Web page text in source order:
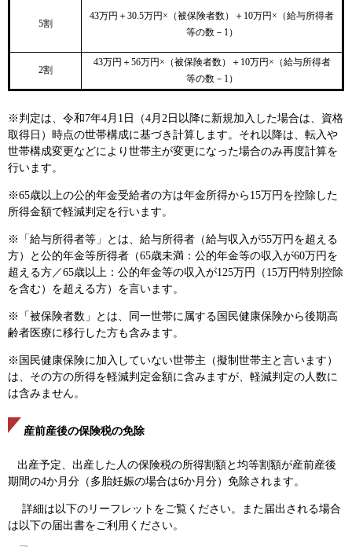
5割
43万円＋30.5万円×（被保険者数）＋10万円×（給与所得者
等の数－1）
2割
43万円＋56万円×（被保険者数）＋10万円×（給与所得者
等の数－1）
※判定は、令和7年4月1日（4月2日以降に新規加入した場合は、資格
取得日）時点の世帯構成に基づき計算します。それ以降は、転入や
世帯構成変更などにより世帯主が変更になった場合のみ再度計算を
行います。
※65歳以上の公的年金受給者の方は年金所得から15万円を控除した
所得金額で軽減判定を行います。
※「給与所得者等」とは、給与所得者（給与収入が55万円を超える
方）と公的年金等所得者（65歳未満：公的年金等の収入が60万円を
超える方／65歳以上：公的年金等の収入が125万円（15万円特別控除
を含む）を超える方）を言います。
※「被保険者数」とは、同一世帯に属する国民健康保険から後期高
齢者医療に移行した方も含みます。
※国民健康保険に加入していない世帯主（擬制世帯主と言います）
は、その方の所得を軽減判定金額に含みますが、軽減判定の人数に
は含みません。
産前産後の保険税の免除
出産予定、出産した人の保険税の所得割額と均等割額が産前産後
期間の4か月分（多胎妊娠の場合は6か月分）免除されます。
詳細は以下のリーフレットをご覧ください。また届出される場合
は以下の届出書をご利用ください。